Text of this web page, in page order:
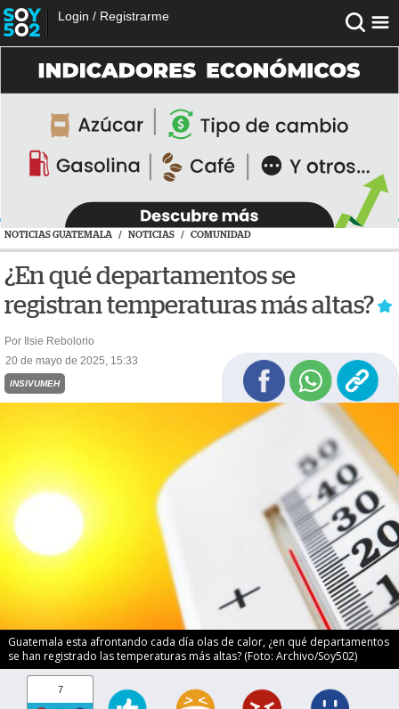
Login / Registrarme
NOTICIAS GUATEMALA / NOTICIAS / COMUNIDAD
¿En qué departamentos se
registran temperaturas más altas?
Por Ilsie Rebolorio
20 de mayo de 2025, 15:33
INSIVUMEH
Guatemala esta afrontando cada día olas de calor, ¿en qué departamentos
se han registrado las temperaturas más altas? (Foto: Archivo/Soy502)
7